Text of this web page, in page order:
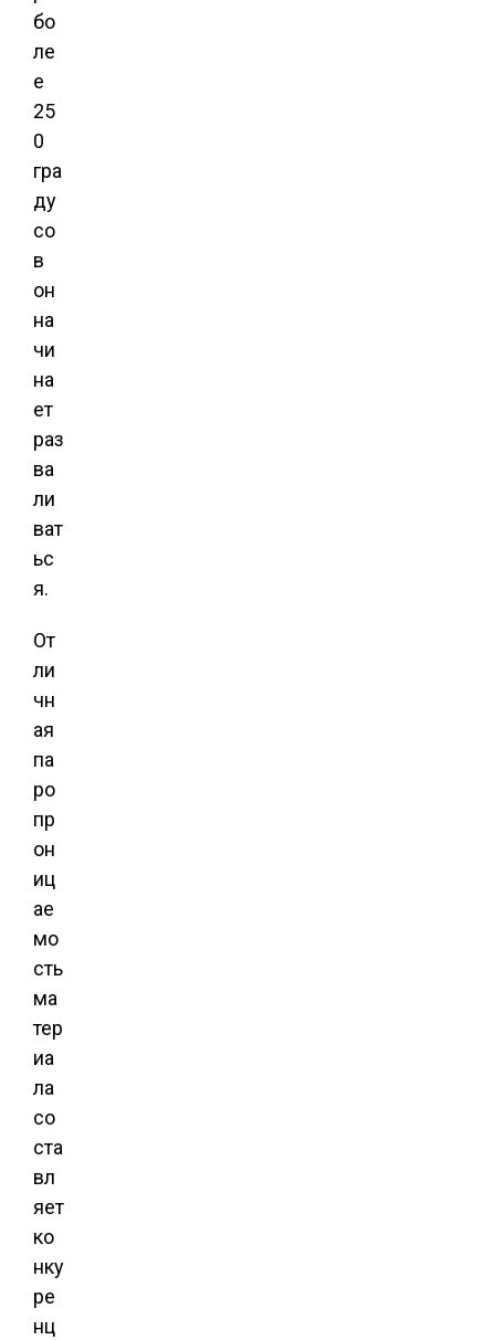
бо
ле
е
25
0
гра
ду
со
в
он
на
чи
на
ет
раз
ва
ли
ват
ьс
я.
От
ли
чн
ая
па
ро
пр
он
иц
ае
мо
сть
ма
тер
иа
ла
со
ста
вл
яет
ко
нку
ре
нц